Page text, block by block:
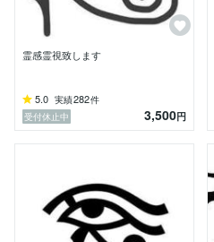
霊感霊視致します
5.0 実績282件
受付休止中
3,500円